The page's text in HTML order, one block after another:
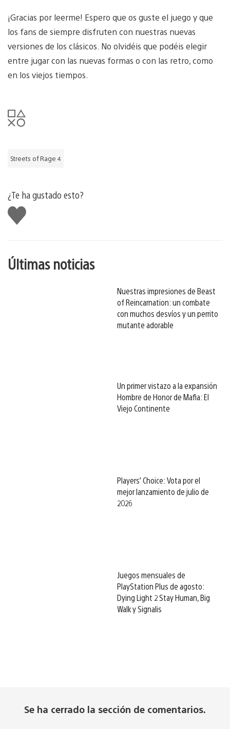
¡Gracias por leerme! Espero que os guste el juego y que
los fans de siempre disfruten con nuestras nuevas
versiones de los clásicos. No olvidéis que podéis elegir
entre jugar con las nuevas formas o con las retro, como
en los viejos tiempos.
Streets of Rage 4
¿Te ha gustado esto?
Me
gusta
esto
Últimas noticias
Nuestras impresiones de Beast
of Reincarnation: un combate
con muchos desvíos y un perrito
mutante adorable
Un primer vistazo a la expansión
Hombre de Honor de Mafia: El
Viejo Continente
Players’ Choice: Vota por el
mejor lanzamiento de julio de
2026
Juegos mensuales de
PlayStation Plus de agosto:
Dying Light 2 Stay Human, Big
Walk y Signalis
Se ha cerrado la sección de comentarios.